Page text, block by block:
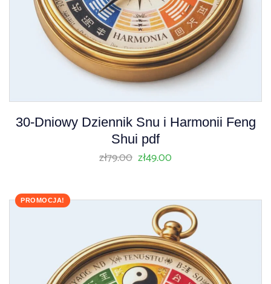
30-Dniowy Dziennik Snu i Harmonii Feng
Shui pdf
zł79.00 zł49.00
PROMOCJA!